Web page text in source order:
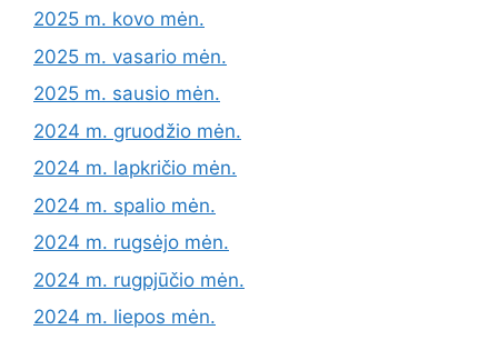
2025 m. kovo mėn.
2025 m. vasario mėn.
2025 m. sausio mėn.
2024 m. gruodžio mėn.
2024 m. lapkričio mėn.
2024 m. spalio mėn.
2024 m. rugsėjo mėn.
2024 m. rugpjūčio mėn.
2024 m. liepos mėn.